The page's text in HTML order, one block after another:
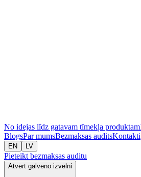
No idejas līdz gatavam tīmekļa produktam
BlogsPar mumsBezmaksas auditsKontakti
EN LV
Pieteikt bezmaksas auditu
Atvērt galveno izvēlni